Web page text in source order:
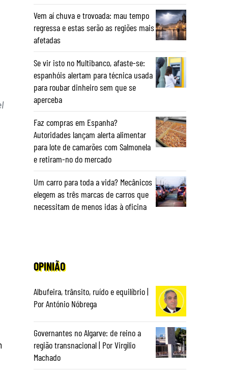
Vem aí chuva e trovoada: mau tempo
regressa e estas serão as regiões mais
afetadas
Se vir isto no Multibanco, afaste-se:
espanhóis alertam para técnica usada
para roubar dinheiro sem que se
aperceba
Faz compras em Espanha?
Autoridades lançam alerta alimentar
para lote de camarões com Salmonela
e retiram-no do mercado
Um carro para toda a vida? Mecânicos
elegem as três marcas de carros que
necessitam de menos idas à oficina
OPINIÃO
Albufeira, trânsito, ruído e equilíbrio |
Por António Nóbrega
Governantes no Algarve: de reino a
região transnacional | Por Virgílio
Machado